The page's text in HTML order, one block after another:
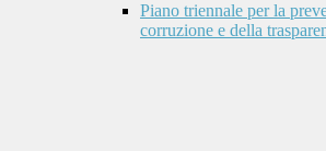
Piano triennale per la
corruzione e della